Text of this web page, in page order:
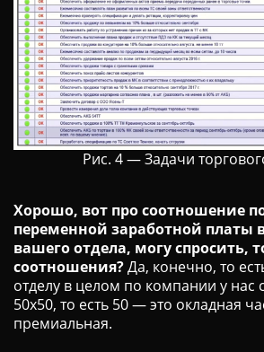
Рис. 4 — Задачи
Хорошо, вот про соотношение
переменной заработной платы
вашего отдела, могу спросить,
соотношения?Да, конечно, то
отделу в целом по компании у нас
50х50, то есть 50 — это окладная
премиальная.